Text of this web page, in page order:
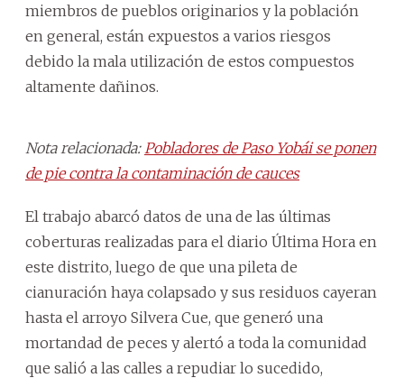
miembros de pueblos originarios y la población
en general, están expuestos a varios riesgos
debido la mala utilización de estos compuestos
altamente dañinos.
Nota relacionada: Pobladores de Paso Yobái se ponen
de pie contra la contaminación de cauces
El trabajo abarcó datos de una de las últimas
coberturas realizadas para el diario Última Hora en
este distrito, luego de que una pileta de
cianuración haya colapsado y sus residuos cayeran
hasta el arroyo Silvera Cue, que generó una
mortandad de peces y alertó a toda la comunidad
que salió a las calles a repudiar lo sucedido,